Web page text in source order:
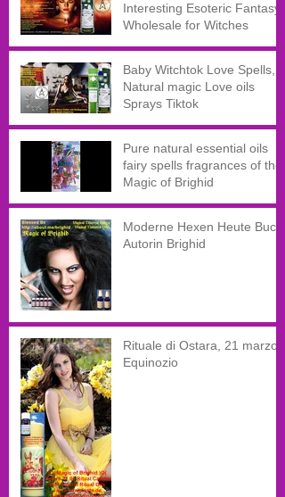
Interesting Esoteric Fantasy
Wholesale for Witches
Baby Witchtok Love Spells,
Natural magic Love oils
Sprays Tiktok
Pure natural essential oils
fairy spells fragrances of the
Magic of Brighid
Moderne Hexen Heute Buch
Autorin Brighid
Rituale di Ostara, 21 marzo,
Equinozio